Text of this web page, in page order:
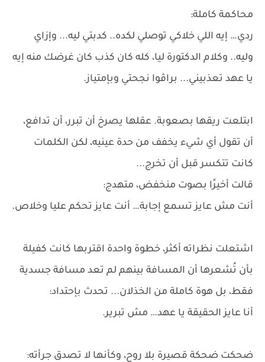
محاكمة كاملة:
ردي… إيه اللي خلاكي توصلي لكده.. كدبتي ليه... وإزاي
وليه.. وكلام الدكتورة ليا، كله كان كذب كان غرضك منه إيه
يا عهد تعذبيني... براڤوا نجحتي وبإمتياز.
ابتلعت ريقها بصعوبة. عقلها يصرخ أن تبرر، أن تدافع،
أن تقول أي شيء يخفف من حدة عينيه، لكن الكلمات
كانت تتكسر قبل أن تخرج...
قالت أخيرًا بصوت منخفض، متهدج:
أنت مش عايز تسمع إجابة… أنت عايز تحكم عليا وخلاص.
اشتعلت نظراته أكثر، خطوة واحدة اقتربها كانت كفيلة
بأن تُشعرها أن المسافة بينهم لم تعد مسافة جسدية
فقط، بل هوة كاملة من الخذلان... تحدث بإحتداد:
أنا عايز الحقيقة يا عهد… مش تبرير.
ضحكت ضحكة قصيرة بلا روح، وكأنها لا تصدق جرأته: